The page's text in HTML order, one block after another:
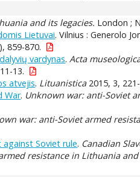
and its legacies. London ;
Lietuvai. Vilnius : Generolo
859-870.
vardynas. Acta
13.
atvejis. Lituanistica2015, 3,
War. Unknown war: anti-Soviet
war: anti-Soviet armed
Soviet rule. Canadian
resistance in Lithuania and